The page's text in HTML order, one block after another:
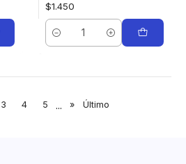
$1.450
Cantidad
3 4 5 ... » Último